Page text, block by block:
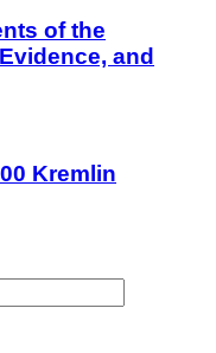
of the
and
Kremlin